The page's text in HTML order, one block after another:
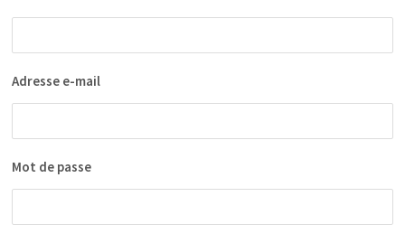
Adresse e-mail
Mot de passe